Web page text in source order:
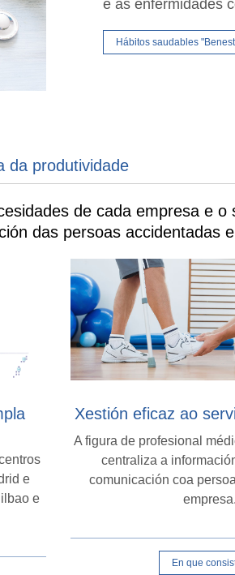
e as enfermidades
Hábitos saudables
da produtividade
de cada empresa e
das persoas accidentadas
e
e
Xestión eficaz ao
A figura de profesional
centraliza a
comunicación coa
empresa.
En que